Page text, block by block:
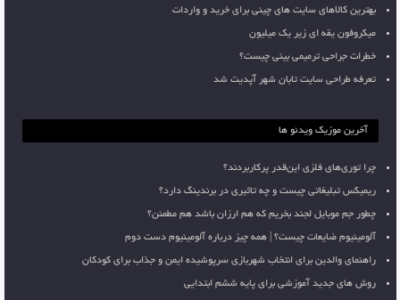
بهترین کالاهای سایت های چینی برای خرید و واردات
میکروفون یقه ای زیر یک میلیون
خطرات جراحی ترمیمی بینی چیست؟
تعرفه طراحی سایت تابان شهر آپدیت شد
آخرین موزیک ویدئو ها
چرا توری‌های فلزی این‌قدر پرکاربردند؟
ریمیکس تبلیغاتی چیست و چه تاثیری در برندینگ دارد؟
چطور جم موبایل لجند بخریم که هم ارزان باشد هم مطمئن؟
آلومینیوم ضایعات چیست؟ | همه چیز درباره آلومینیوم دست دوم
راهنمای والدین برای انتخاب شهربازی سرپوشیده ایمن و جذاب برای کودکان
روش های جدید آموزشی برای پایه ششم ابتدایی